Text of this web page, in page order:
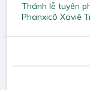
Thánh lễ tuyên
Phanxicô Xaviê